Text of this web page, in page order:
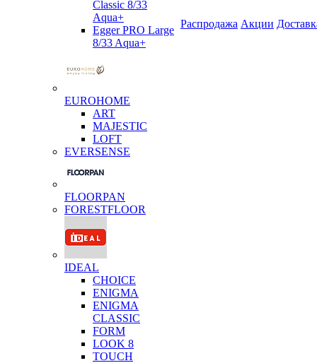
Classic 8/33
Aqua+
Egger PRO Large
8/33 Aqua+
EUROHOME
ART
MAJESTIC
LOFT
EVERSENSE
FLOORPAN
FORESTFLOOR
IDEAL
CHOICE
ENIGMA
ENIGMA
CLASSIC
FORM
LOOK 8
TOUCH
Распродажа Акции